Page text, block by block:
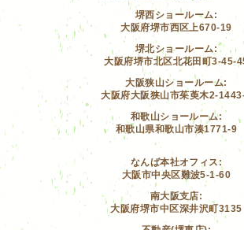
堺西ショールーム:
大阪府堺市西区上670-19
堺北ショールーム:
大阪府堺市北区北花田町3-45-
大阪狭山ショールーム:
大阪府大阪狭山市茱萸木2-
和歌山ショールーム:
和歌山県和歌山市湊1771-9
なんば本社オフィス:
大阪市中央区難波5-1-60
南大阪支店:
大阪府堺市中区深井沢町3135